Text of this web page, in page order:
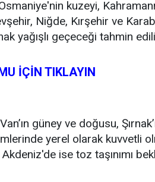
kuzeyi,
Niğde, Kırşehir ve
yağışlı geçeceği tahmin
İÇİN TIKLAYIN
güney ve doğusu,
yerel olarak kuvvetli
ise toz taşınımı